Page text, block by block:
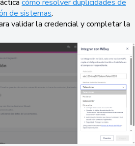
cómo resolver duplicidades de
de sistemas.
validar la credencial y completar la